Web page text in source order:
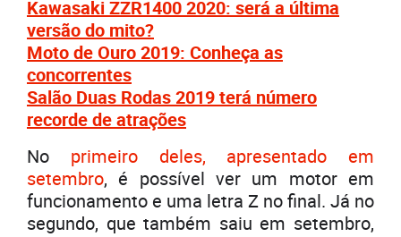
Kawasaki ZZR1400 2020: será a última
versão do mito?
Moto de Ouro 2019: Conheça as
concorrentes
Salão Duas Rodas 2019 terá número
recorde de atrações
No primeiro deles, apresentado em
setembro, é possível ver um motor em
funcionamento e uma letra Z no final. Já no
segundo, que também saiu em setembro,